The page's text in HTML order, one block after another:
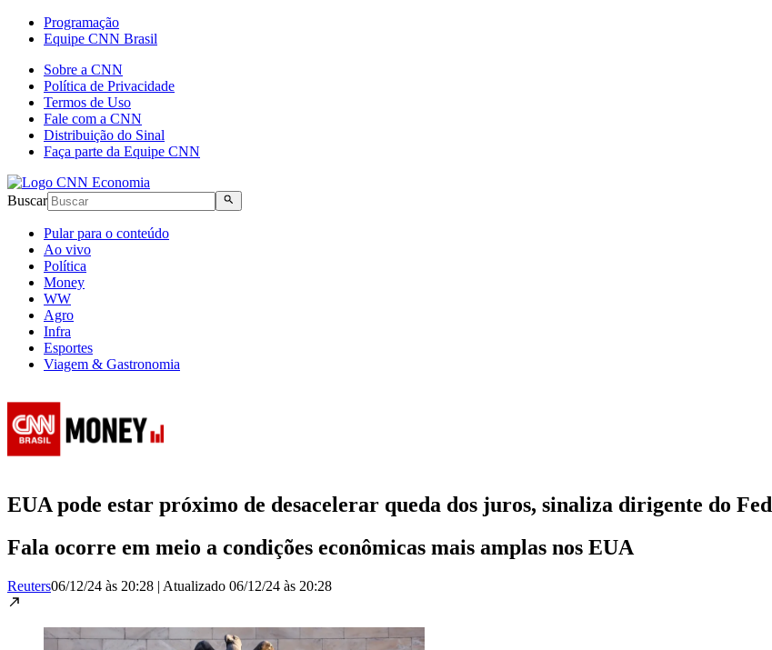
Programação
Equipe CNN Brasil
Sobre a CNN
Política de Privacidade
Termos de Uso
Fale com a CNN
Distribuição do Sinal
Faça parte da Equipe CNN
Buscar
Pular para o conteúdo
Ao vivo
Política
Money
WW
Agro
Infra
Esportes
Viagem & Gastronomia
EUA pode estar próximo de desacelerar queda dos juros, sinaliza dirigente do Fed
Fala ocorre em meio a condições econômicas mais amplas nos EUA
Reuters06/12/24 às 20:28 | Atualizado 06/12/24 às 20:28